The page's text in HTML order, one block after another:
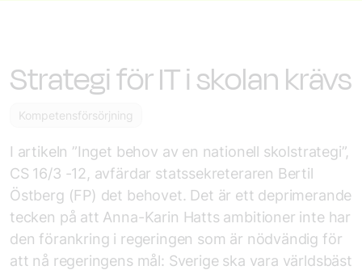
Strategi för IT i skolan krävs
Kompetensförsörjning
I artikeln ”Inget behov av en nationell skolstrategi”,
CS 16/3 -12, avfärdar statssekreteraren Bertil
Östberg (FP) det behovet. Det är ett deprimerande
tecken på att Anna-Karin Hatts ambitioner inte har
den förankring i regeringen som är nödvändig för
att nå regeringens mål: Sverige ska vara världsbäst